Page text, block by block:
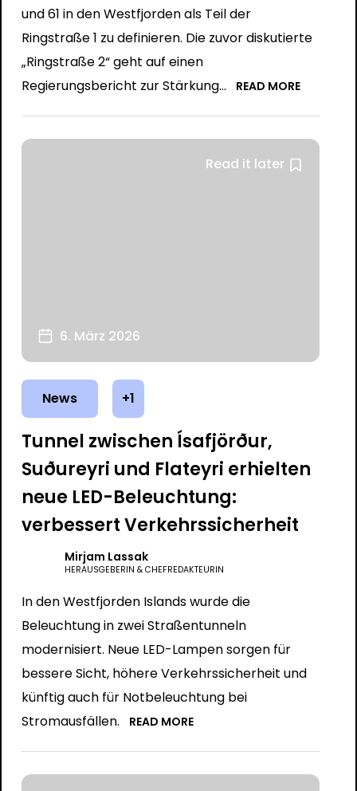
und 61 in den Westfjorden als Teil der
Ringstraße 1 zu definieren. Die zuvor diskutierte
„Ringstraße 2“ geht auf einen
Regierungsbericht zur Stärkung...
READ MORE
Read it later
6. März 2026
News +1
Tunnel zwischen Ísafjörður,
Suðureyri und Flateyri erhielten
neue LED-Beleuchtung:
verbessert Verkehrssicherheit
Mirjam Lassak
HERAUSGEBERIN & CHEFREDAKTEURIN
In den Westfjorden Islands wurde die
Beleuchtung in zwei Straßentunneln
modernisiert. Neue LED-Lampen sorgen für
bessere Sicht, höhere Verkehrssicherheit und
künftig auch für Notbeleuchtung bei
Stromausfällen.
READ MORE